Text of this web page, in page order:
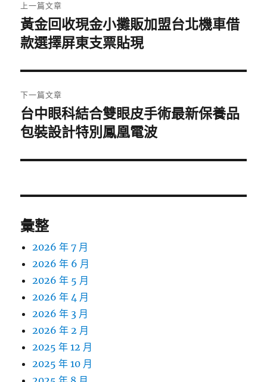
章
導
覽
上一篇文章
上
一
文
章:
黃金回收現金小攤販加盟台北機車借
款選擇屏東支票貼現
下一篇文章
下
一
文
台中眼科結合雙眼皮手術最新保養品
包裝設計特別鳳凰電波
彙整
2026 年 7 月
2026 年 6 月
2026 年 5 月
2026 年 4 月
2026 年 3 月
2026 年 2 月
2025 年 12 月
2025 年 10 月